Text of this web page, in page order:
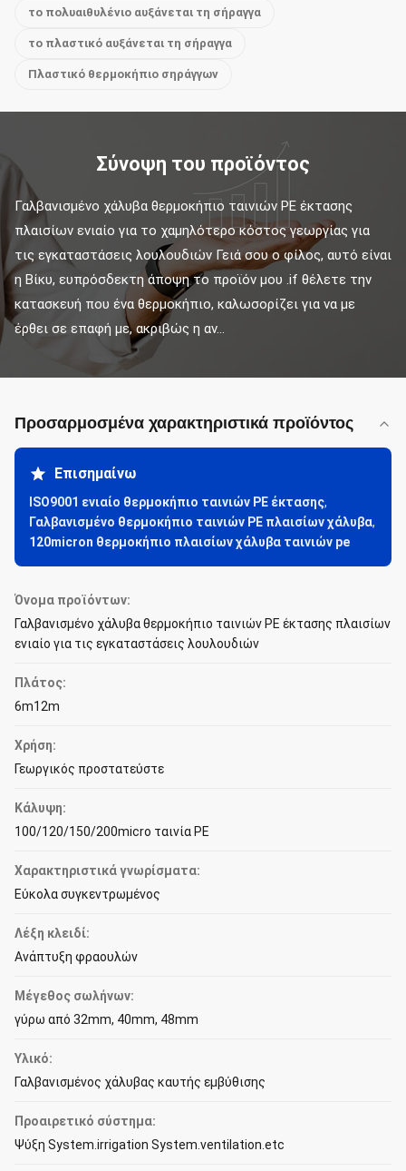
το πολυαιθυλένιο αυξάνεται τη σήραγγα
το πλαστικό αυξάνεται τη σήραγγα
Πλαστικό θερμοκήπιο σηράγγων
Σύνοψη του προϊόντος
Γαλβανισμένο χάλυβα θερμοκήπιο ταινιών PE έκτασης
πλαισίων ενιαίο για το χαμηλότερο κόστος γεωργίας για
τις εγκαταστάσεις λουλουδιών Γειά σου ο φίλος, αυτό είναι
η Βίκυ, ευπρόσδεκτη άποψη το προϊόν μου .if θέλετε την
κατασκευή που ένα θερμοκήπιο, καλωσορίζει για να με
έρθει σε επαφή με, ακριβώς η αν...
Προσαρμοσμένα χαρακτηριστικά προϊόντος
Επισημαίνω
ISO9001 ενιαίο θερμοκήπιο ταινιών PE έκτασης,
Γαλβανισμένο θερμοκήπιο ταινιών PE πλαισίων χάλυβα,
120micron θερμοκήπιο πλαισίων χάλυβα ταινιών pe
Όνομα προϊόντων:
Γαλβανισμένο χάλυβα θερμοκήπιο ταινιών PE έκτασης πλαισίων
ενιαίο για τις εγκαταστάσεις λουλουδιών
Πλάτος:
6m12m
Χρήση:
Γεωργικός προστατεύστε
Κάλυψη:
100/120/150/200micro ταινία PE
Χαρακτηριστικά γνωρίσματα:
Εύκολα συγκεντρωμένος
Λέξη κλειδί:
Ανάπτυξη φραουλών
Μέγεθος σωλήνων:
γύρω από 32mm, 40mm, 48mm
Υλικό:
Γαλβανισμένος χάλυβας καυτής εμβύθισης
Προαιρετικό σύστημα:
Ψύξη System.irrigation System.ventilation.etc